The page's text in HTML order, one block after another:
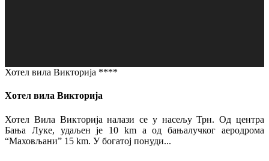
Хотел вила Викторија ****
Хотел вила Викторија
Хотел Вила Викторија налази се у насељу Трн. Од центра
Бања Луке, удаљен је 10 km а од бањалучког аеродрома
“Маховљани” 15 km. У богатој понуди...